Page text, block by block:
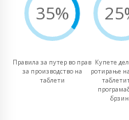
35%
Правила за путер во прав
за производство на
таблети
Купете
ротирање